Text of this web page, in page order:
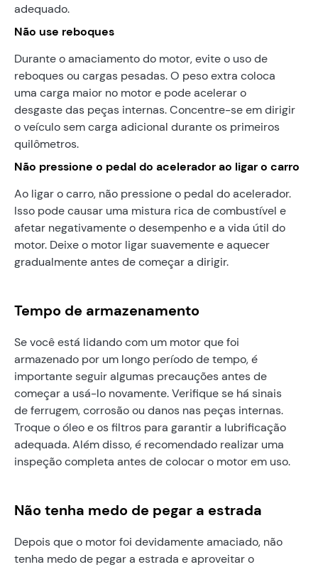
adequado.
Não use reboques
Durante o amaciamento do motor, evite o uso de
reboques ou cargas pesadas. O peso extra coloca
uma carga maior no motor e pode acelerar o
desgaste das peças internas. Concentre-se em dirigir
o veículo sem carga adicional durante os primeiros
quilômetros.
Não pressione o pedal do acelerador ao ligar o carro
Ao ligar o carro, não pressione o pedal do acelerador.
Isso pode causar uma mistura rica de combustível e
afetar negativamente o desempenho e a vida útil do
motor. Deixe o motor ligar suavemente e aquecer
gradualmente antes de começar a dirigir.
Tempo de armazenamento
Se você está lidando com um motor que foi
armazenado por um longo período de tempo, é
importante seguir algumas precauções antes de
começar a usá-lo novamente. Verifique se há sinais
de ferrugem, corrosão ou danos nas peças internas.
Troque o óleo e os filtros para garantir a lubrificação
adequada. Além disso, é recomendado realizar uma
inspeção completa antes de colocar o motor em uso.
Não tenha medo de pegar a estrada
Depois que o motor foi devidamente amaciado, não
tenha medo de pegar a estrada e aproveitar o